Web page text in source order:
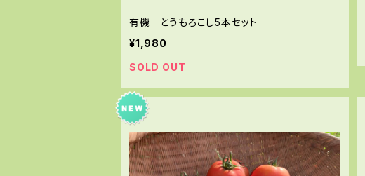
有機 とうもろこし5本セット
¥1,980
SOLD OUT